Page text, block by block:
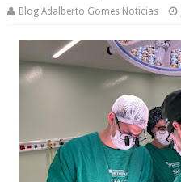
Blog Adalberto Gomes Noticias